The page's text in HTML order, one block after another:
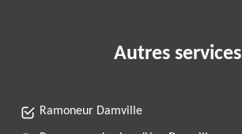
Autres services
Ramoneur Damville